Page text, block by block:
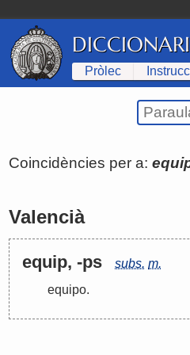
Pròlec
Coincidències per a:
Valencià
equip, -ps subs. m.
equipo.